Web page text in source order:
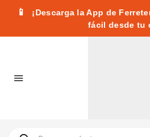
📱
¡Descarga la App de
fácil desde tu